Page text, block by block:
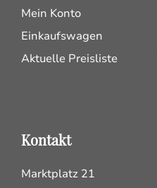
Mein Konto
Einkaufswagen
Aktuelle Preisliste
Kontakt
Marktplatz 21